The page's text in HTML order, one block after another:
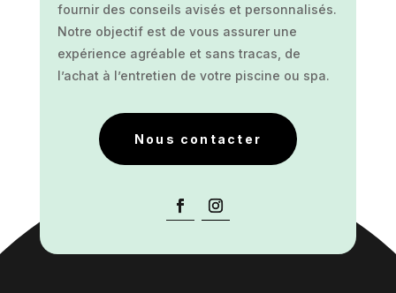
fournir des conseils avisés et personnalisés.
Notre objectif est de vous assurer une
expérience agréable et sans tracas, de
l’achat à l’entretien de votre piscine ou spa.
Nous contacter